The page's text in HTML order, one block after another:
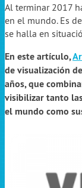
Al terminar 2017
en el mundo. Es
se halla en
En este artículo,
de visualización
años, que
visibilizar tanto
el mundo como